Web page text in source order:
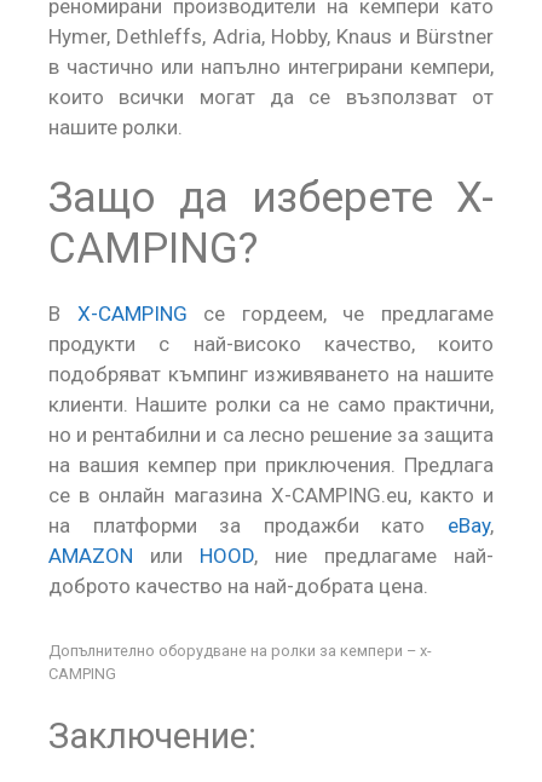
реномирани производители на кемпери като
Hymer, Dethleffs, Adria, Hobby, Knaus и Bürstner
в частично или напълно интегрирани кемпери,
които всички могат да се възползват от
нашите ролки.
Защо да изберете X-
CAMPING?
В X-CAMPING се гордеем, че предлагаме
продукти с най-високо качество, които
подобряват къмпинг изживяването на нашите
клиенти. Нашите ролки са не само практични,
но и рентабилни и са лесно решение за защита
на вашия кемпер при приключения. Предлага
се в онлайн магазина X-CAMPING.eu, както и
на платформи за продажби като eBay,
AMAZON или HOOD, ние предлагаме най-
доброто качество на най-добрата цена.
Допълнително оборудване на ролки за кемпери – x-
CAMPING
Заключение: